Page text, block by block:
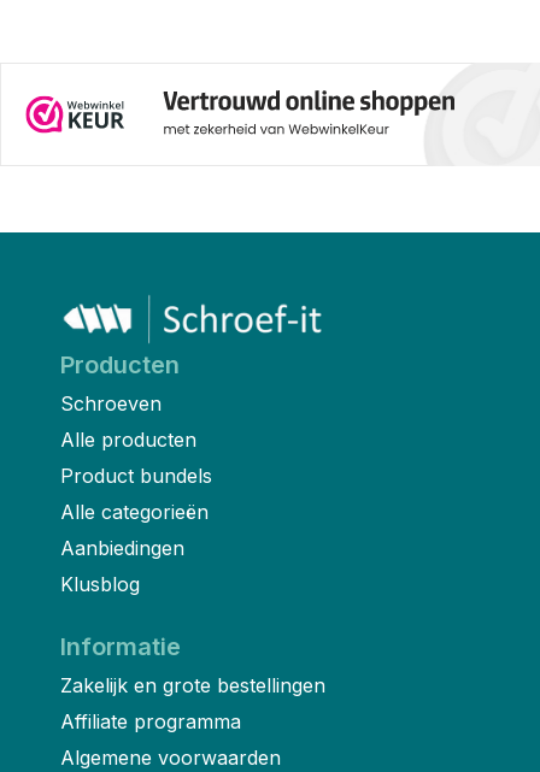
Producten
Schroeven
Alle producten
Product bundels
Alle categorieën
Aanbiedingen
Klusblog
Informatie
Zakelijk en grote bestellingen
Affiliate programma
Algemene voorwaarden